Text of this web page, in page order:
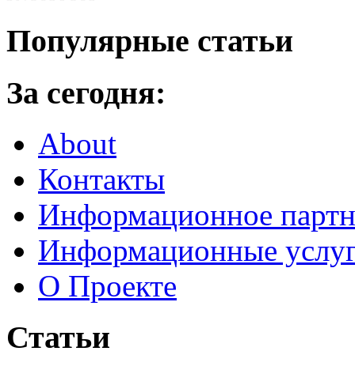
Популярные статьи
За сегодня:
About
Контакты
Информационное
Информационные
О Проекте
Статьи